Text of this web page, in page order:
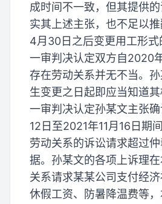
成时间不一致，但其提供
实其上述主张，也不足以
4月30日之后变更用工形式
一审判决认定双方自2020
存在劳动关系并无不当。
生变更之日起即应当知道其
一审判决认定孙某文主张
12日至2021年11月16日期
劳动关系的诉讼请求超过
据。孙某文的各项上诉理
关系请求某某公司支付经
休假工资、防暑降温费等，